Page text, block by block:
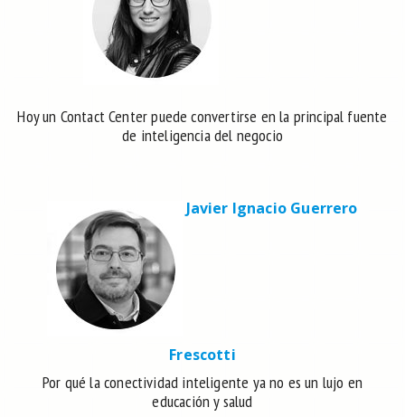
Hoy un Contact Center puede convertirse en la principal fuente
de inteligencia del negocio
Javier Ignacio Guerrero
Frescotti
Por qué la conectividad inteligente ya no es un lujo en
educación y salud